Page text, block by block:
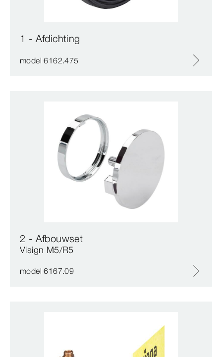
1 - Afdichting
model 6162.475
2 - Afbouwset
Visign M5/R5
model 6167.09